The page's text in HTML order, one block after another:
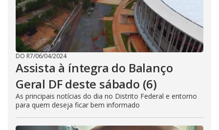
DO R7/06/04/2024
Assista à íntegra do Balanço
Geral DF deste sábado (6)
As principais notícias do dia no Distrito Federal e entorno
para quem deseja ficar bem informado